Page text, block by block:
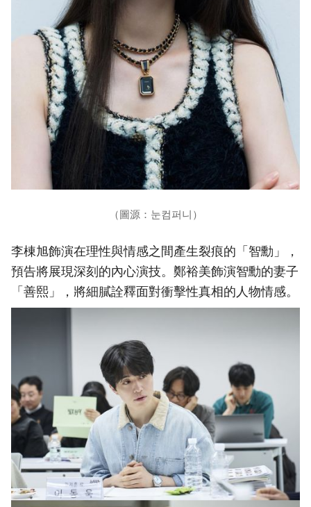
（圖源：눈컴퍼니）
李棟旭飾演在理性與情感之間產生裂痕的「智勳」，
預告將展現深刻的內心演技。鄭裕美飾演智勳的妻子
「善熙」，將細膩詮釋面對衝擊性真相的人物情感。